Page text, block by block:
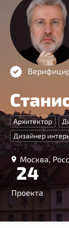
Архитектор
Дизайнер
Москва,
24
Проекта